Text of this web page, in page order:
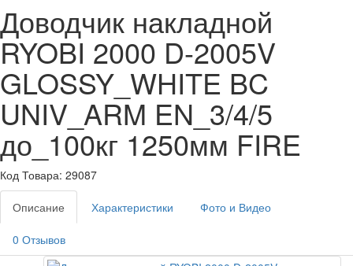
Доводчик накладной
RYOBI 2000 D-2005V
GLOSSY_WHITE BC
UNIV_ARM EN_3/4/5
до_100кг 1250мм FIRE
Код Товара: 29087
Описание Характеристики Фото и Видео
0 Отзывов